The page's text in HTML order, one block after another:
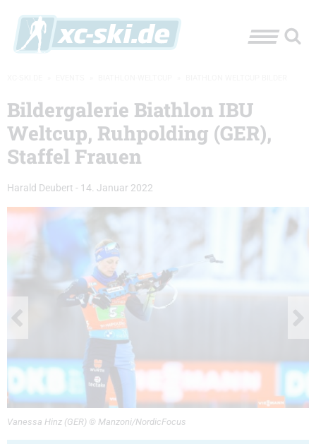
Bildergalerie Biathlon IBU
Weltcup, Ruhpolding (GER),
Staffel Frauen
Harald Deubert - 14. Januar 2022
Vanessa Hinz (GER) © Manzoni/NordicFocus